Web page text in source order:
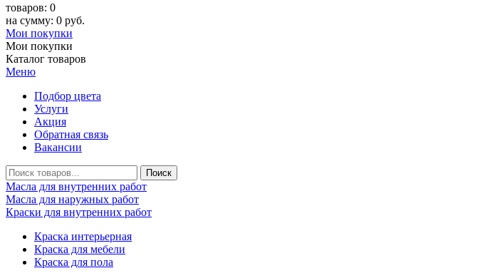
товаров: 0
на сумму: 0 руб.
Мои покупки
Мои покупки
Каталог товаров
Меню
Подбор цвета
Услуги
Акция
Обратная связь
Вакансии
Масла для внутренних работ
Масла для наружных работ
Краски для внутренних работ
Краска интерьерная
Краска для мебели
Краска для пола